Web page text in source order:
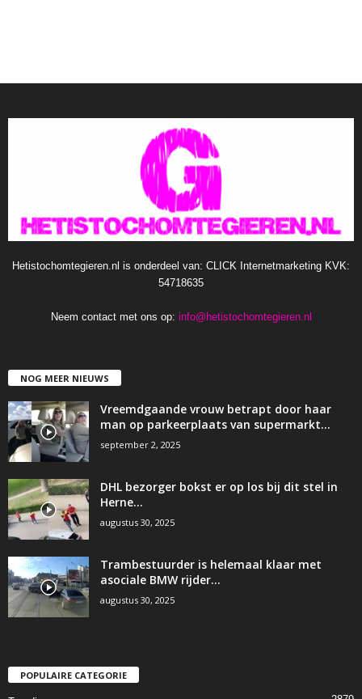
Hetistochomtegieren.nl is onderdeel van: CLICK Internetmarketing KVK:
54718635
Neem contact met ons op: info@hetistochomtegieren.nl
NOG MEER NIEUWS
Vreemdgaande vrouw betrapt door haar
man op parkeerplaats van supermarkt…
september 2, 2025
DHL bezorger bokst er op los bij dit stel in
Herne…
augustus 30, 2025
Trambestuurder is helemaal klaar met
asociale BMW rijder…
augustus 30, 2025
POPULAIRE CATEGORIE